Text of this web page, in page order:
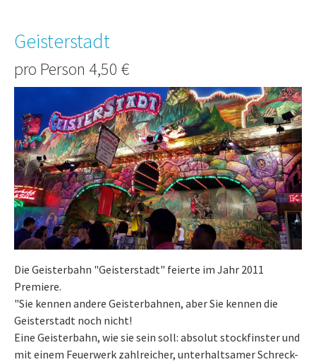
Geisterstadt
pro Person 4,50 €
Die Geisterbahn "Geisterstadt" feierte im Jahr 2011
Premiere.
"Sie kennen andere Geisterbahnen, aber Sie kennen die
Geisterstadt noch nicht!
Eine Geisterbahn, wie sie sein soll: absolut stockfinster und
mit einem Feuerwerk zahlreicher, unterhaltsamer Schreck-